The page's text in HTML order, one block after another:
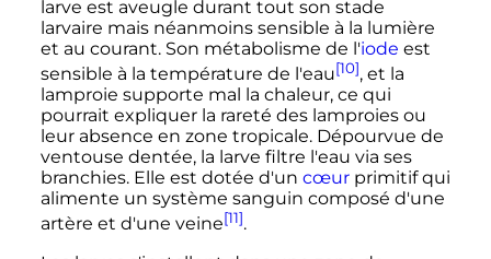
larve est aveugle durant tout son stade
larvaire mais néanmoins sensible à la lumière
et au courant. Son métabolisme de l'iode est
sensible à la température de l'eau[10], et la
lamproie supporte mal la chaleur, ce qui
pourrait expliquer la rareté des lamproies ou
leur absence en zone tropicale. Dépourvue de
ventouse dentée, la larve filtre l'eau via ses
branchies. Elle est dotée d'un cœurprimitif qui
alimente un système sanguin composé d'une
artère et d'une veine[11].